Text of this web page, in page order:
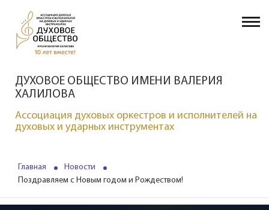
ДУХОВОЕ ОБЩЕСТВО ИМЕНИ ВАЛЕРИЯ
ХАЛИЛОВА
Ассоциация духовых оркестров и исполнителей на
духовых и ударных инструментах
Главная
Новости
Поздравляем с Новым годом и Рождеством!